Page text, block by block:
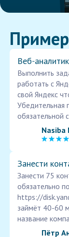
Выполнить
работать с
свой Яндекс
Убедительная
обязательной
Nasiba
Занести
Занести 75
обязательно
https://
займёт 40-60
название
Пётр